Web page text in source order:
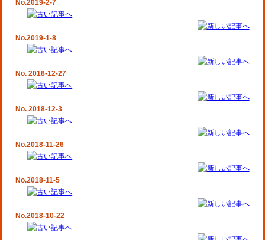
No.2019-2-7
No.2019-1-8
No. 2018-12-27
No. 2018-12-3
No.2018-11-26
No.2018-11-5
No.2018-10-22